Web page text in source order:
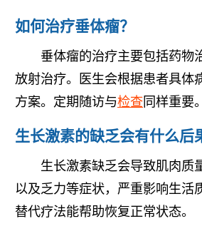
如何治疗垂体瘤？
垂体瘤的治疗主要包括药物
放射治疗。医生会根据患者具体
方案。定期随访与检查同样重要。
生长激素的缺乏会有什么后
生长激素缺乏会导致肌肉质
以及乏力等症状，严重影响生活
替代疗法能帮助恢复正常状态。